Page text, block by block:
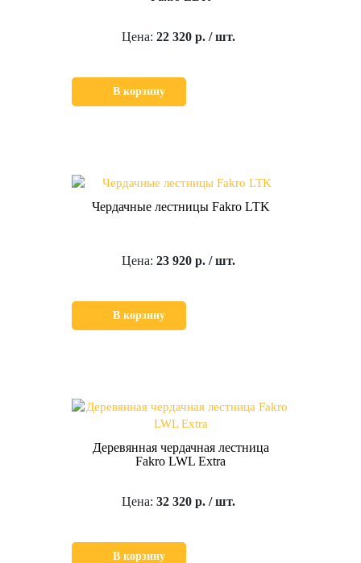
Цена: 22 320 р. / шт.
В корзину
Чердачные лестницы Fakro LTK
Цена: 23 920 р. / шт.
В корзину
Деревянная чердачная лестница
Fakro LWL Extra
Цена: 32 320 р. / шт.
В корзину